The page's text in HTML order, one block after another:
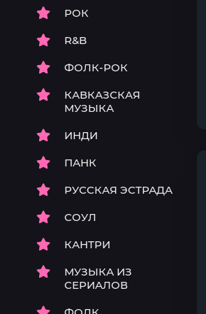
РОК
R&B
ФОЛК-РОК
КАВКАЗСКАЯ
МУЗЫКА
ИНДИ
ПАНК
РУССКАЯ ЭСТРАДА
СОУЛ
КАНТРИ
МУЗЫКА ИЗ
СЕРИАЛОВ